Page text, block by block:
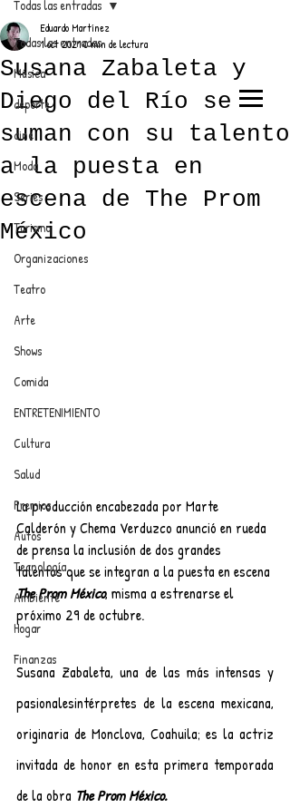
ANUNCIATE CON NOSOTROS
PARA MÁS INFORMACIÓN:
dinamicaseltrendytop@gmail.com
EL TRENDY TOP
CON EDDY MARTINEZ
Todas las entradas
Música
deporte
cine
Moda
Series
Turismo
Organizaciones
Teatro
Arte
Shows
Comida
ENTRETENIMIENTO
Cultura
Salud
Premios
Autos
Tecnología
Ambiente
Hogar
Finanzas
Todas las entradas
Susana Zabaleta y
Diego del Río se
suman con su talento
a la puesta en
escena de The Prom
México
Eduardo Martínez
1 oct 20210 min de lectura
La producción encabezada por Marte
Calderón y Chema Verduzco anunció en rueda
de prensa la inclusión de dos grandes
talentos que se integran a la puesta en escena
The Prom México, misma a estrenarse el
próximo 29 de octubre.
Susana Zabaleta, una de las más intensas y
pasionalesintérpretes de la escena mexicana,
originaria de Monclova, Coahuila; es la actriz
invitada de honor en esta primera temporada
de la obra The Prom México.